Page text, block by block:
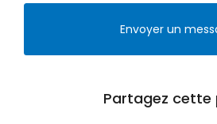
Envoyer un
Partagez cette